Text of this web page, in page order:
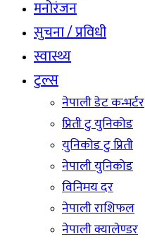
मनोरंजन
सुचना / प्रविधी
स्वास्थ्य
टुल्स
नेपाली डेट कन्भर्टर
प्रिती टु युनिकोड
युनिकोड टु प्रिती
नेपाली युनिकोड
विनिमय दर
नेपाली राशिफल
नेपाली क्यालेण्डर